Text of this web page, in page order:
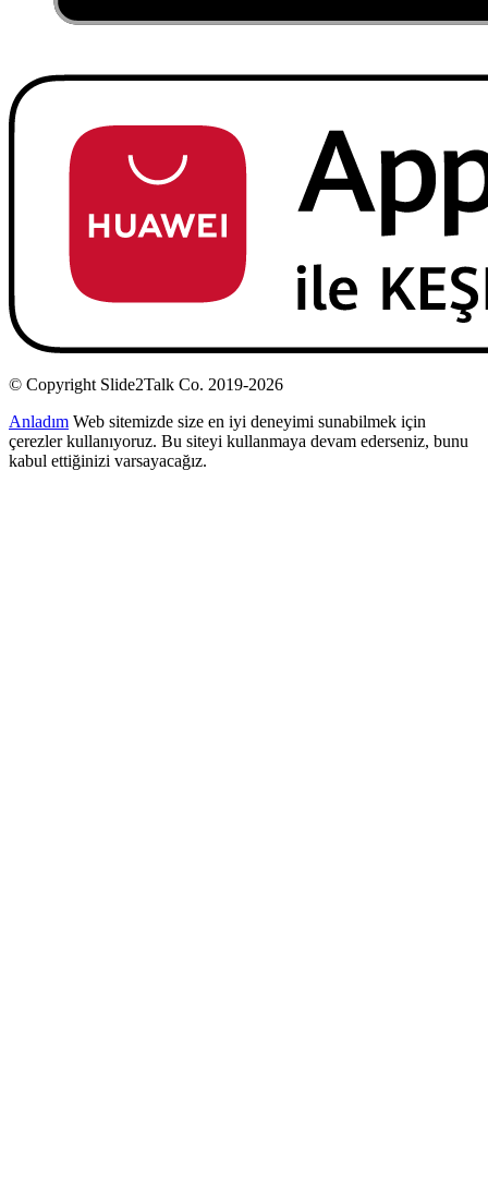
© Copyright Slide2Talk Co. 2019-2026
Anladım Web sitemizde size en iyi deneyimi sunabilmek için
çerezler kullanıyoruz. Bu siteyi kullanmaya devam ederseniz, bunu
kabul ettiğinizi varsayacağız.